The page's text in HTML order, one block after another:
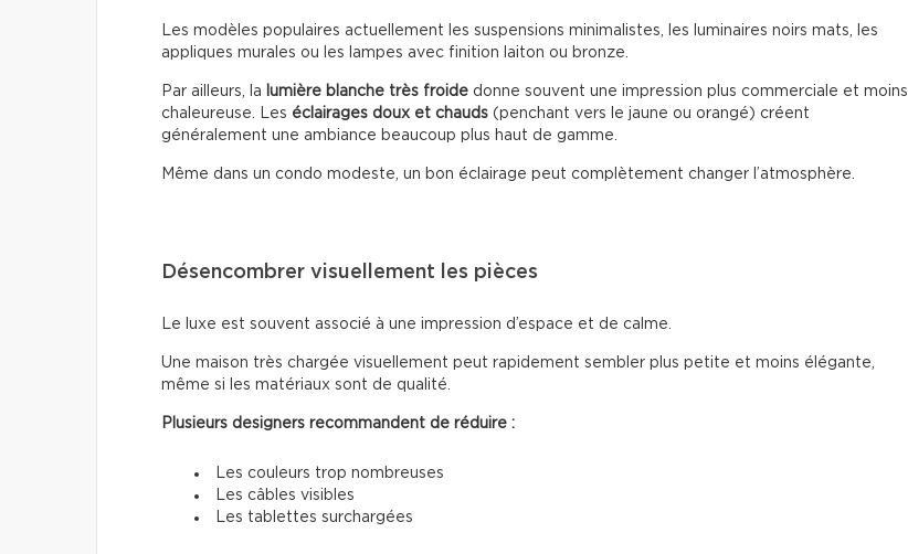
Les modèles populaires actuellement les suspensions minimalistes, les luminaires noirs mats, les
appliques murales ou les lampes avec finition laiton ou bronze.
Par ailleurs, la lumière blanche très froide donne souvent une impression plus commerciale et moins
chaleureuse. Les éclairages doux et chauds (penchant vers le jaune ou orangé) créent
généralement une ambiance beaucoup plus haut de gamme.
Même dans un condo modeste, un bon éclairage peut complètement changer l’atmosphère.
Désencombrer visuellement les pièces
Le luxe est souvent associé à une impression d’espace et de calme.
Une maison très chargée visuellement peut rapidement sembler plus petite et moins élégante,
même si les matériaux sont de qualité.
Plusieurs designers recommandent de réduire :
Les couleurs trop nombreuses
Les câbles visibles
Les tablettes surchargées